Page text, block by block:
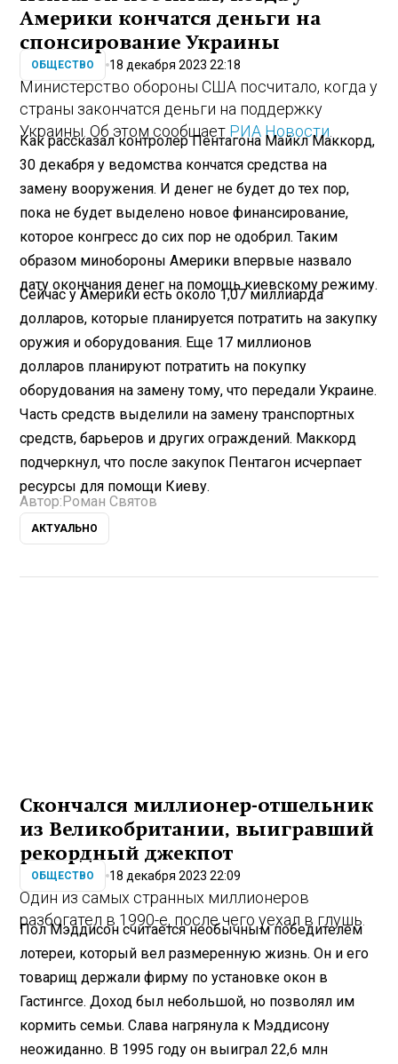
Америки кончатся деньги на
спонсирование Украины
ОБЩЕСТВО 18 декабря 2023 22:18
Министерство обороны США посчитало, когда у
страны закончатся деньги на поддержку
Украины. Об этом сообщает РИА Новости
Как рассказал контролер Пентагона Майкл Маккорд,
30 декабря у ведомства кончатся средства на
замену вооружения. И денег не будет до тех пор,
пока не будет выделено новое финансирование,
которое конгресс до сих пор не одобрил. Таким
образом минобороны Америки впервые назвало
дату окончания денег на помощь киевскому режиму.
Сейчас у Америки есть около 1,07 миллиарда
долларов, которые планируется потратить на закупку
оружия и оборудования. Еще 17 миллионов
долларов планируют потратить на покупку
оборудования на замену тому, что передали Украине.
Часть средств выделили на замену транспортных
средств, барьеров и других ограждений. Маккорд
подчеркнул, что после закупок Пентагон исчерпает
ресурсы для помощи Киеву.
Автор: Роман Святов
АКТУАЛЬНО
Скончался миллионер-отшельник
из Великобритании, выигравший
рекордный джекпот
ОБЩЕСТВО 18 декабря 2023 22:09
Один из самых странных миллионеров
разбогател в 1990-е, после чего уехал в глушь.
Пол Мэддисон считается необычным победителем
лотереи, который вел размеренную жизнь. Он и его
товарищ держали фирму по установке окон в
Гастингсе. Доход был небольшой, но позволял им
кормить семьи. Слава нагрянула к Мэддисону
неожиданно. В 1995 году он выиграл 22,6 млн